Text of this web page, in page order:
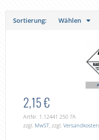
Sortierung: Wählen
2,15 €
ArtNr. 1.12441 250 7A
zzgl. MwST, zzgl.Versandkosten